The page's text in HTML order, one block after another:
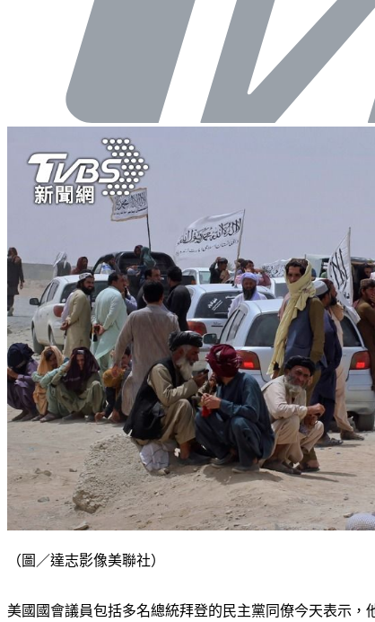
（圖／達志影像美聯社）
美國國會議員包括多名總統拜登的民主黨同僚今天表示